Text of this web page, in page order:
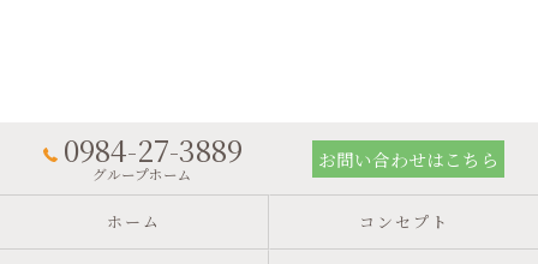
0984-27-3889
グループホーム
お問い合わせはこちら
ホーム コンセプト